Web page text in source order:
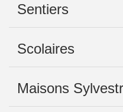
Sentiers
Scolaires
Maisons